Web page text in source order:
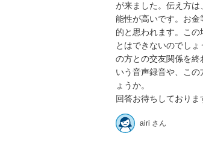
が来ました。伝え方
能性が高いです。お
的と思われます。こ
とはできないのでし
の方との交友関係を
いう音声録音や、こ
ょうか。
回答お待ちしておりま
airi さん